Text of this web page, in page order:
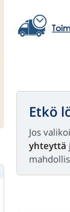
Etkö
Jos
yhteyttä